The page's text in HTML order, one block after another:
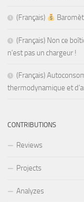
(Français)
(Français) Non ce
n’est pas un chargeur !
(Français)
thermodynamique et
CONTRIBUTIONS
Reviews
Projects
Analyzes